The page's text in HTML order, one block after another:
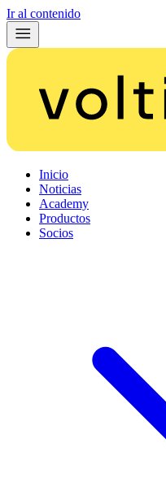
Ir al contenido
Inicio
Noticias
Academy
Productos
Socios